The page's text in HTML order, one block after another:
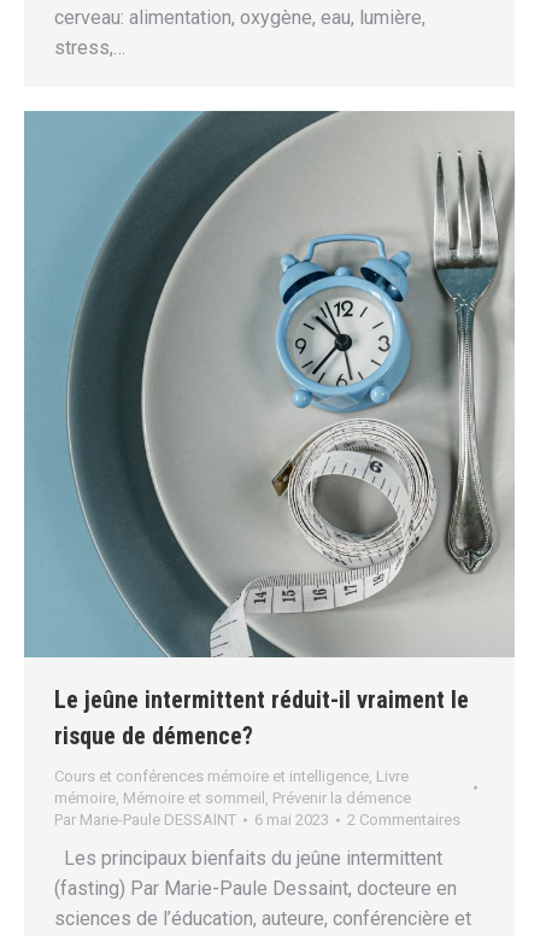
cerveau: alimentation, oxygène, eau, lumière,
stress,…
Le jeûne intermittent réduit-il vraiment le
risque de démence?
Cours et conférences mémoire et intelligence, Livre
mémoire, Mémoire et sommeil , Prévenir la démence
Par Marie-Paule DESSAINT 6 mai 2023 2 Commentaires
Les principaux bienfaits du jeûne intermittent
(fasting) Par Marie-Paule Dessaint, docteure en
sciences de l’éducation, auteure, conférencière et